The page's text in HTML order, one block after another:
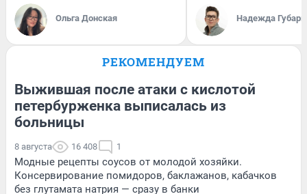
Ольга Донская Надежда Губарь
РЕКОМЕНДУЕМ
Выжившая после атаки с кислотой
петербурженка выписалась из
больницы
8 августа 16 408 1
Модные рецепты соусов от молодой хозяйки.
Консервирование помидоров, баклажанов, кабачков
без глутамата натрия — сразу в банки